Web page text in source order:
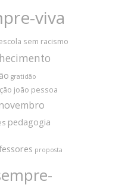
viva
sem racismo
gratidão
joão pessoa
pedagogia
proposta